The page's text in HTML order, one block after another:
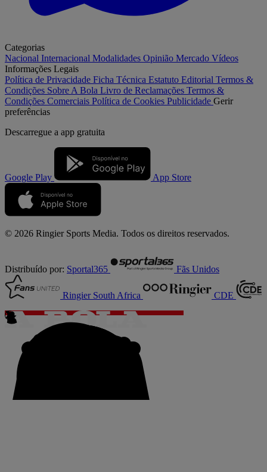
Categorias
Nacional Internacional Modalidades Opinião Mercado Vídeos
Informações Legais
Política de Privacidade Ficha Técnica Estatuto Editorial Termos &
Condições Sobre A Bola Livro de Reclamações Termos &
Condições Comerciais Política de Cookies Publicidade Gerir
preferências
Descarregue a app gratuita
Google Play App Store
© 2026 Ringier Sports Media. Todos os direitos reservados.
Distribuído por: Sportal365 Fãs Unidos
Ringier South Africa CDE